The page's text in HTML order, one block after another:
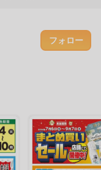
フォロー